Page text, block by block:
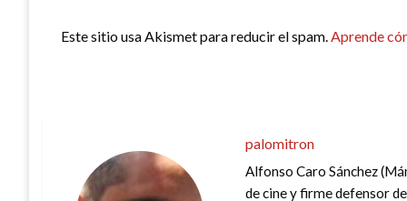
Este sitio usa Akismet para reducir el spam. Aprende
palomitron
Alfonso Caro Sánchez
de cine y firme defensor